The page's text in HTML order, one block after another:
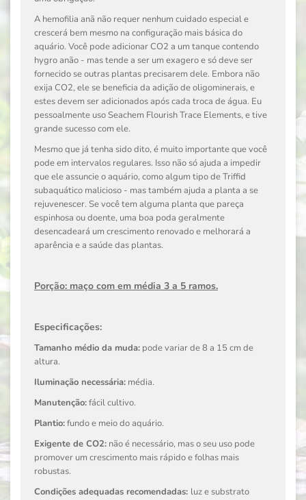
A hemofilia anã não requer nenhum cuidado especial e
crescerá bem mesmo na configuração mais básica do
aquário. Você pode adicionar CO2 a um tanque contendo
hygro anão - mas tende a ser um exagero e só deve ser
fornecido se outras plantas precisarem dele. Embora não
exija CO2, ele se beneficia da adição de oligominerais, e
estes devem ser adicionados após cada troca de água. Eu
pessoalmente uso Seachem Flourish Trace Elements, e tive
grande sucesso com ele.
Mesmo que já tenha sido dito, é muito importante que você
pode em intervalos regulares. Isso não só ajuda a impedir
que ele assuncie o aquário, como algum tipo de Triffid
subaquático malicioso - mas também ajuda a planta a se
rejuvenescer. Se você tem alguma planta que pareça
espinhosa ou doente, uma boa poda geralmente
desencadeará um crescimento renovado e melhorará a
aparência e a saúde das plantas.
Porção: maço com em média 3 a 5 ramos.
Especificações:
Tamanho médio da muda: pode variar de 8 a 15 cm de
altura.
Iluminação necessária: média.
Manutenção:fácil cultivo.
Plantio:fundo e meio do aquário.
Exigente de CO2: não é necessário, mas o seu uso pode
promover um crescimento mais rápido e folhas mais
robustas.
Condições adequadas recomendadas: luz e substrato